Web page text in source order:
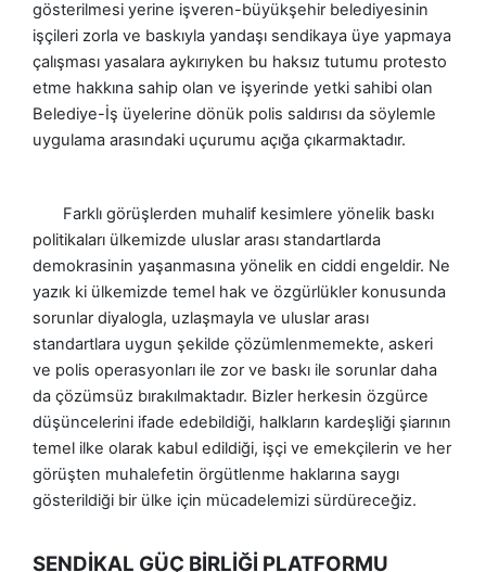
gösterilmesi yerine işveren-büyükşehir belediyesinin
işçileri zorla ve baskıyla yandaşı sendikaya üye yapmaya
çalışması yasalara aykırıyken bu haksız tutumu protesto
etme hakkına sahip olan ve işyerinde yetki sahibi olan
Belediye-İş üyelerine dönük polis saldırısı da söylemle
uygulama arasındaki uçurumu açığa çıkarmaktadır.
Farklı görüşlerden muhalif kesimlere yönelik baskı
politikaları ülkemizde uluslar arası standartlarda
demokrasinin yaşanmasına yönelik en ciddi engeldir. Ne
yazık ki ülkemizde temel hak ve özgürlükler konusunda
sorunlar diyalogla, uzlaşmayla ve uluslar arası
standartlara uygun şekilde çözümlenmemekte, askeri
ve polis operasyonları ile zor ve baskı ile sorunlar daha
da çözümsüz bırakılmaktadır. Bizler herkesin özgürce
düşüncelerini ifade edebildiği, halkların kardeşliği şiarının
temel ilke olarak kabul edildiği, işçi ve emekçilerin ve her
görüşten muhalefetin örgütlenme haklarına saygı
gösterildiği bir ülke için mücadelemizi sürdüreceğiz.
SENDİKAL GÜÇ BİRLİĞİ PLATFORMU